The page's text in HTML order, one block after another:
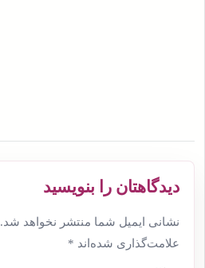
دیدگاهتان را بنویسید
نشانی ایمیل شما منتشر نخواهد شد.
علامت‌گذاری شده‌اند *